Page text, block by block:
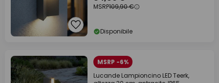
MSRP109,90 €
Disponibile
MSRP -6%
Lucande Lampioncino LED Teerk,